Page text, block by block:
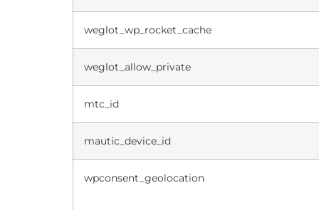
weglot_wp_rocket_cache
weglot_allow_private
mtc_id
mautic_device_id
wpconsent_geolocation